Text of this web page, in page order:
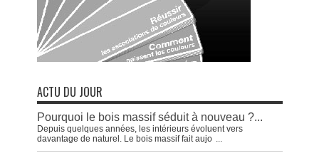
ACTU DU JOUR
Pourquoi le bois massif séduit à nouveau ?...
Depuis quelques années, les intérieurs évoluent vers
davantage de naturel. Le bois massif fait aujo ...